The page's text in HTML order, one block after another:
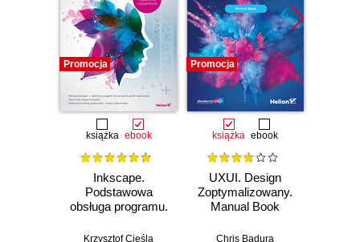
Promocja
książka ebook
Inkscape.
Podstawowa
obsługa programu.
rozszerzone i
Krzysztof Cieśla
Promocja
książka ebook
UXUI. Design
Zoptymalizowany.
Manual Book
Chris Badura